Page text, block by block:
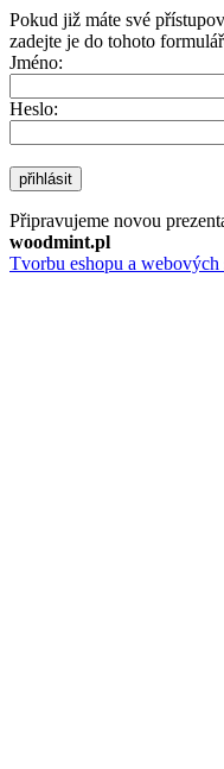
Pokud již máte své
zadejte je do tohoto
Jméno:
Heslo:
přihlásit
Připravujeme novou
woodmint.pl
Tvorbu eshopu a